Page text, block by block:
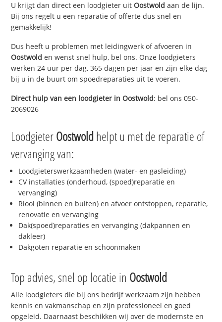
U krijgt dan direct een loodgieter uitOostwold aan de lijn.
Bij ons regelt u een reparatie of offerte dus snel en
gemakkelijk!
Dus heeft u problemen met leidingwerk of afvoeren in
Oostwold en wenst snel hulp, bel ons. Onze loodgieters
werken 24 uur per dag, 365 dagen per jaar en zijn elke dag
bij u in de buurt om spoedreparaties uit te voeren.
Direct hulp van een loodgieter inOostwold: bel ons 050-
2069026
LoodgieterOostwoldhelpt u met de reparatie of
vervanging van:
Loodgieterswerkzaamheden (water- en gasleiding)
CV installaties (onderhoud, (spoed)reparatie en
vervanging)
Riool (binnen en buiten) en afvoer ontstoppen, reparatie,
renovatie en vervanging
Dak(spoed)reparaties en vervanging (dakpannen en
dakleer)
Dakgoten reparatie en schoonmaken
Top advies, snel op locatie in Oostwold
Alle loodgieters die bij ons bedrijf werkzaam zijn hebben
kennis en vakmanschap en zijn professioneel en goed
opgeleid. Daarnaast beschikken wij over de modernste en